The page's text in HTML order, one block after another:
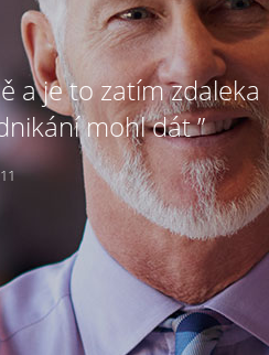
a je to zatím zdaleka
mohl dát ”